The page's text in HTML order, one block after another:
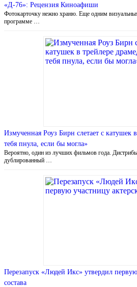
«Д-76»: Рецензия Киноафиши
Фотокарточку нежно храню. Еще одним
программе …
Измученная Роуз Бирн слетает с катушек
тебя пнула, если бы могла»
Вероятно, один из лучших фильмов года.
дублированный …
Перезапуск «Людей Икс» утвердил первую
состава